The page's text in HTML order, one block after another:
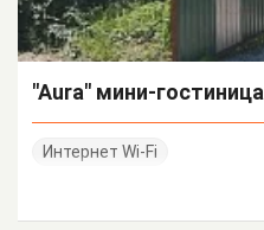
"Aura" мини-гостиница
Интернет Wi-Fi